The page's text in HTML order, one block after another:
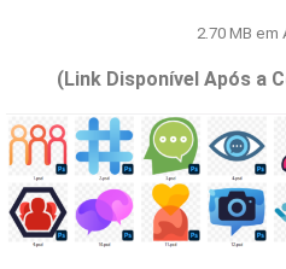
2.70 MB em
(Link Disponível Após a